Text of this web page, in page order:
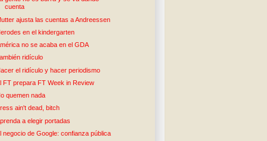
cuenta
ajusta las cuentas a Andreessen
en el kindergarten
no se acaba en el GDA
ridículo
el ridículo y hacer periodismo
FT prepara FT Week in Review
quemen nada
ain't dead, bitch
a elegir portadas
negocio de Google: confianza pública